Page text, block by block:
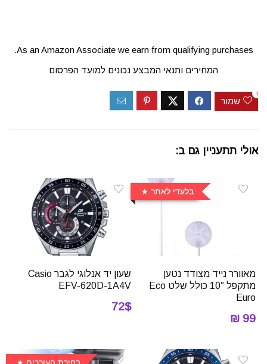
As an Amazon Associate we earn from qualifying purchases.
המחירים ותנאי המבצע נכונים למועד הפרסום
שמור
1
אולי תתעניין גם ב:
בלעדי לאתר
מאוורר נייד מצודד נטען
מתקפל 10″ כולל שלט Eco
Euro
99 ₪
שעון יד אנלוגי לגבר Casio
EFV-620D-1A4V
72$